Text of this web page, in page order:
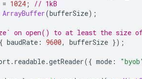
= 1024 ;
// 1kB
ArrayBuffer(bufferSize);
on open() to at least the size
baudRate : 9600, bufferSize });
. readable.getReader({ mode :